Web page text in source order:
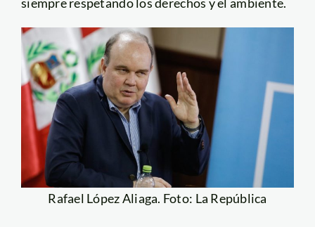
Rafael López Aliaga. Foto: La República